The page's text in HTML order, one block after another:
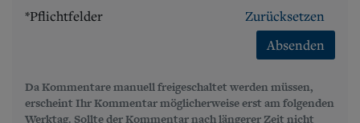
*Pflichtfelder
Zurücksetzen
Absenden
Da Kommentare manuell freigeschaltet werden müssen,
erscheint Ihr Kommentar möglicherweise erst am folgenden
Werktag. Sollte der Kommentar nach längerer Zeit nicht